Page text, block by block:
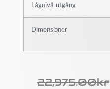
Lågnivå-utgång
Dimensioner
22,975.00Kr